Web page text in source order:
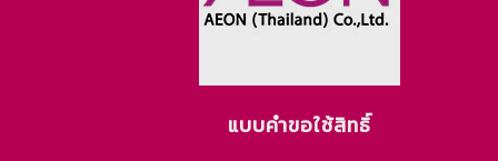
แบบคำขอใช้สิทธิ์